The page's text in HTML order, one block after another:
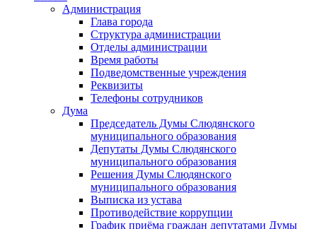
Администрация
Глава города
Структура администрации
Отделы администрации
Время работы
Подведомственные учреждения
Реквизиты
Телефоны сотрудников
Дума
Председатель Думы Слюдянского
муниципального образования
Депутаты Думы Слюдянского
муниципального образования
Решения Думы Слюдянского
муниципального образования
Выписка из устава
Противодействие коррупции
График приёма граждан депутатами Думы